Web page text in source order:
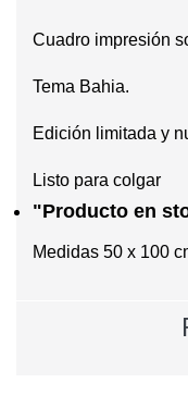
Cuadro impresión
Tema Bahia.
Edición limitada y
Listo para colgar
"Producto en
Medidas 50 x 100